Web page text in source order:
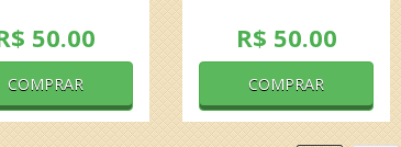
50.00
COMPRAR
R$ 50.00
COMPRAR